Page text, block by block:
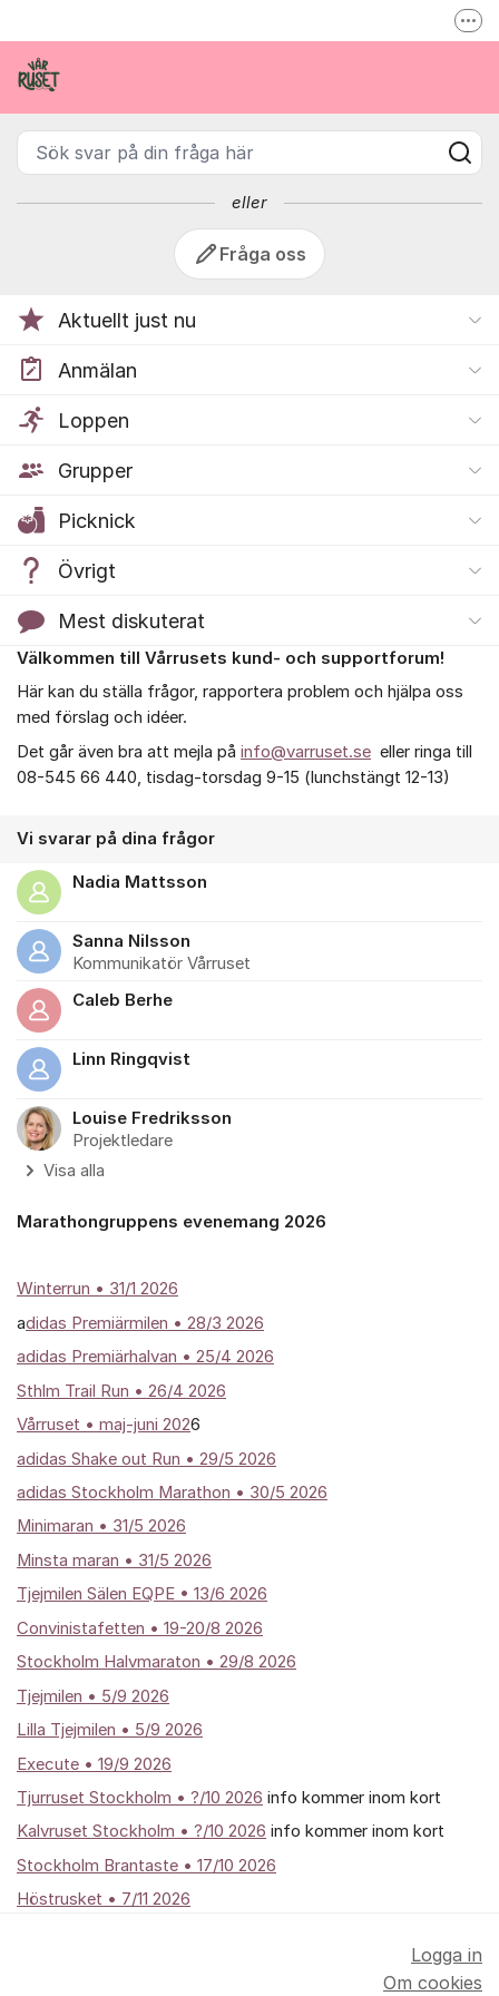
Vårruset
info@varruset.se
Sök svar på din fråga här
eller
Fråga oss
Aktuellt just nu
Anmälan
Loppen
Grupper
Picknick
Övrigt
Mest diskuterat
Om forumet
Välkommen till Vårrusets kund- och supportforum!
Här kan du ställa frågor, rapportera problem och hjälpa oss
med förslag och idéer.
Det går även bra att mejla på info@varruset.se eller ringa till
08-545 66 440, tisdag-torsdag 9-15 (lunchstängt 12-13)
Vi svarar på dina frågor
Nadia Mattsson
Sanna Nilsson
Kommunikatör Vårruset
Caleb Berhe
Linn Ringqvist
Louise Fredriksson
Projektledare
Visa alla
Marathongruppens evenemang 2026
Winterrun • 31/1 2026
adidas Premiärmilen • 28/3 2026
adidas Premiärhalvan • 25/4 2026
Sthlm Trail Run • 26/4 2026
Vårruset • maj-juni 2026
adidas Shake out Run • 29/5 2026
adidas Stockholm Marathon • 30/5 2026
Minimaran • 31/5 2026
Minsta maran • 31/5 2026
Tjejmilen Sälen EQPE • 13/6 2026
Convinistafetten • 19-20/8 2026
Stockholm Halvmaraton • 29/8 2026
Tjejmilen • 5/9 2026
Lilla Tjejmilen • 5/9 2026
Execute • 19/9 2026
Tjurruset Stockholm • ?/10 2026 info kommer inom kort
Kalvruset Stockholm • ?/10 2026 info kommer inom kort
Stockholm Brantaste • 17/10 2026
Höstrusket • 7/11 2026
Logga in
Om cookies